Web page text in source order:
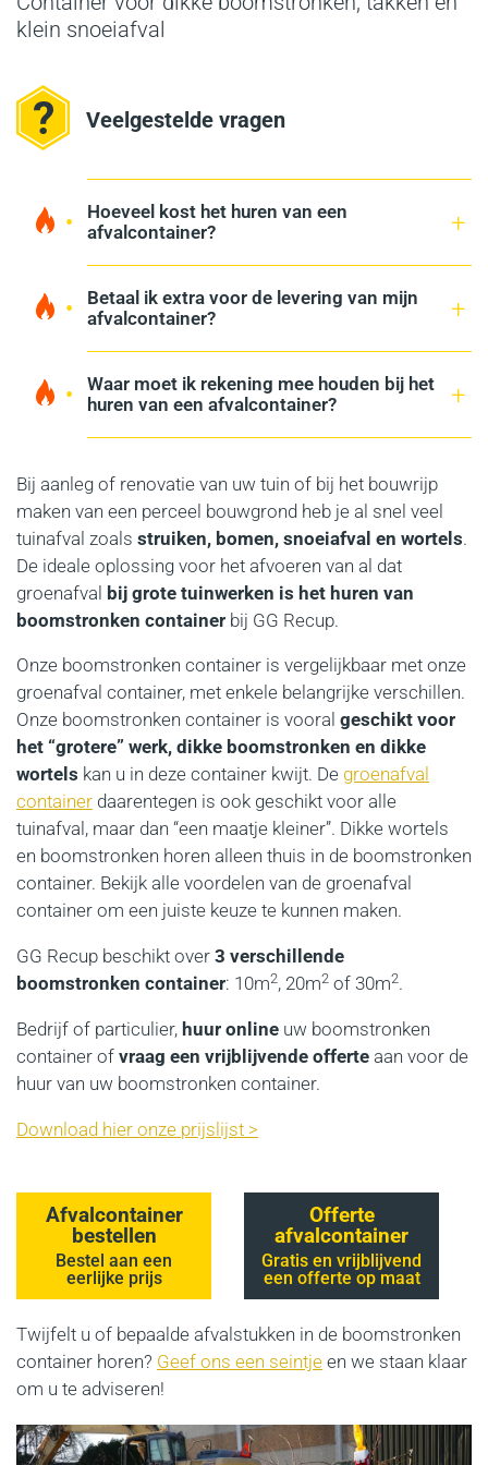
klein snoeiafval
Veelgestelde vragen
Hoeveel kost het huren van een
afvalcontainer?
Betaal ik extra voor de levering van mijn
afvalcontainer?
Waar moet ik rekening mee houden bij het
huren van een afvalcontainer?
Bij aanleg of renovatie van uw tuin of bij het bouwrijp
maken van een perceel bouwgrond heb je al snel veel
tuinafval zoals struiken, bomen, snoeiafval en wortels.
De ideale oplossing voor het afvoeren van al dat
groenafval bij grote tuinwerken is het huren van
boomstronken container bij GG Recup.
Onze boomstronken container is vergelijkbaar met onze
groenafval container, met enkele belangrijke verschillen.
Onze boomstronken container is vooral geschikt voor
het “grotere” werk, dikke boomstronken en dikke
wortels kan u in deze container kwijt. De groenafval
container daarentegen is ook geschikt voor alle
tuinafval, maar dan “een maatje kleiner”. Dikke wortels
en boomstronken horen alleen thuis in de boomstronken
container. Bekijk alle voordelen van de groenafval
container om een juiste keuze te kunnen maken.
GG Recup beschikt over 3 verschillende
boomstronken container: 10m2, 20m2 of 30m2.
Bedrijf of particulier, huur online uw boomstronken
container of vraag een vrijblijvende offerte aan voor de
huur van uw boomstronken container.
Download hier onze prijslijst >
Afvalcontainer
bestellen
Bestel aan een
eerlijke prijs
Offerte
afvalcontainer
Gratis en vrijblijvend
een offerte op maat
Twijfelt u of bepaalde afvalstukken in de boomstronken
container horen? Geef ons een seintje en we staan klaar
om u te adviseren!